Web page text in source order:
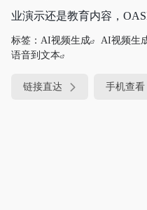
业演示还是教育内容，
标签： AI视频生成 AI视频生
语音到文本
链接直达 手机查看